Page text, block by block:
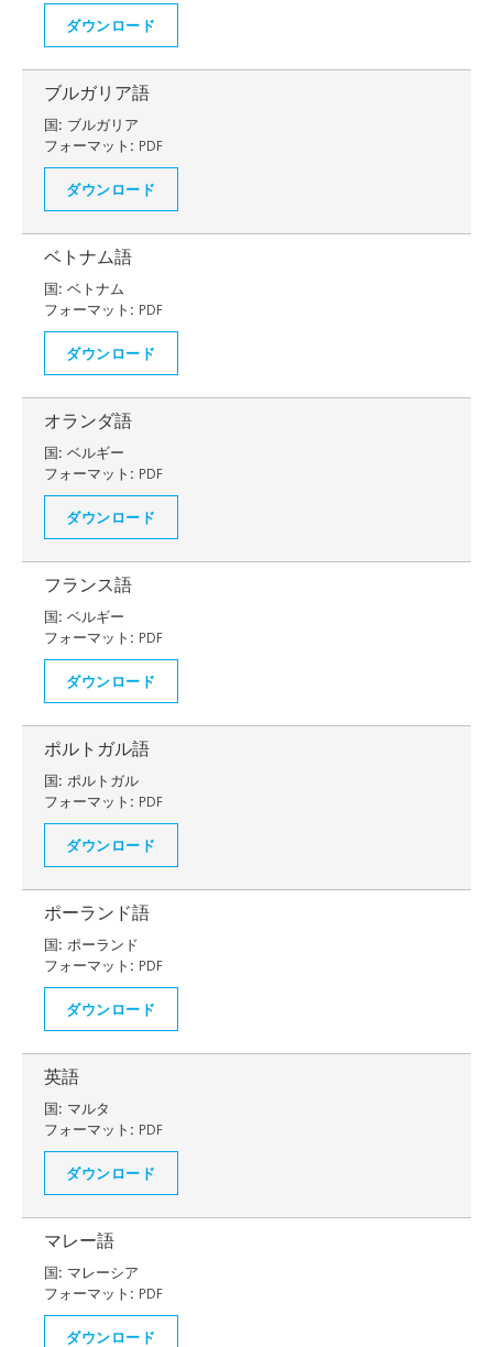
ダウンロード
ブルガリア語
国: ブルガリア
フォーマット: PDF
ダウンロード
ベトナム語
国: ベトナム
フォーマット: PDF
ダウンロード
オランダ語
国: ベルギー
フォーマット: PDF
ダウンロード
フランス語
国: ベルギー
フォーマット: PDF
ダウンロード
ポルトガル語
国: ポルトガル
フォーマット: PDF
ダウンロード
ポーランド語
国: ポーランド
フォーマット: PDF
ダウンロード
英語
国: マルタ
フォーマット: PDF
ダウンロード
マレー語
国: マレーシア
フォーマット: PDF
ダウンロード